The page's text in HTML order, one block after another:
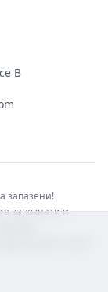
B
запазени!
запознати и